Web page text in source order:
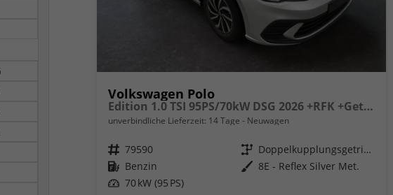
Volkswagen Polo
Edition 1.0 TSI 95PS/70kW DSG 2026 +RFK +Getönte Heckscheiben +TravelAssist +LED
unverbindliche Lieferzeit: 14 Tage Neuwagen
Fahrzeugnr. 79590 Getriebe
Doppelkupplungsgetriebe (DSG)
Kraftstoff Benzin Außenfarbe 8E - Reflex Silver Met.
Leistung 70 kW (95 PS)